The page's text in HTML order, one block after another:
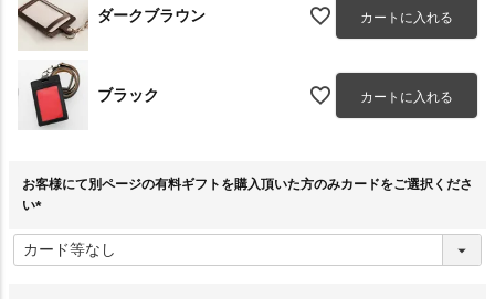
ダークブラウン カートに入れる
ブラック カートに入れる
お客様にて別ページの有料ギフトを購入頂いた方のみカードをご選択くださ
い
必
須